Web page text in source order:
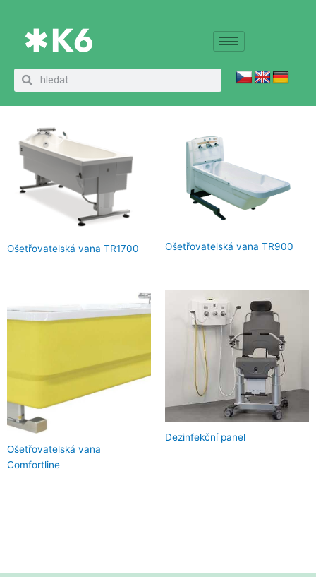
obsah
SearchSearch
Ošetřovatelské vany
Ošetřovatelská vana TR1700 Ošetřovatelská vana TR900
Ošetřovatelská vana
Comfortline
Dezinfekční panel